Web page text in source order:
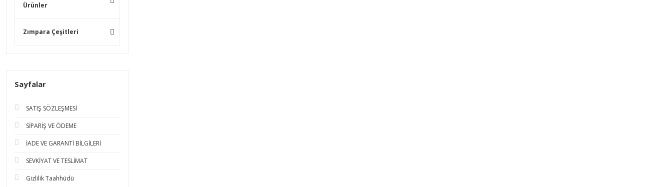
Ürünler
Zımpara Çeşitleri
Sayfalar
SATIŞ SÖZLEŞMESİ
SİPARİŞ VE ÖDEME
İADE VE GARANTİ BİLGİLERİ
SEVKİYAT VE TESLİMAT
Gizlilik Taahhüdü